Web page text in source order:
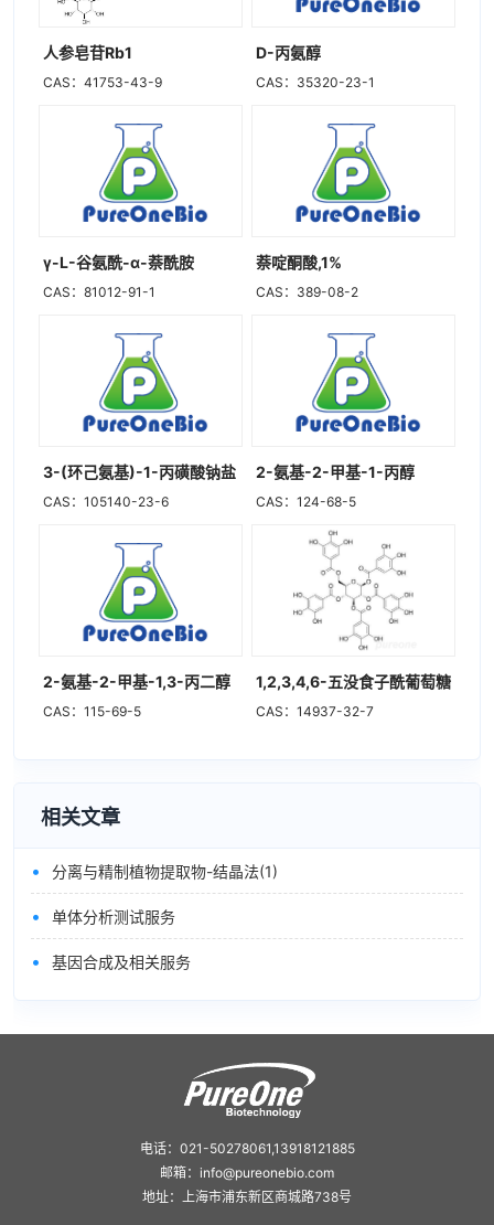
人参皂苷Rb1
CAS：41753-43-9
D-丙氨醇
CAS：35320-23-1
γ-L-谷氨酰-α-萘酰胺
CAS：81012-91-1
萘啶酮酸,1%
CAS：389-08-2
3-(环己氨基)-1-丙磺酸钠盐
CAS：105140-23-6
2-氨基-2-甲基-1-丙醇
CAS：124-68-5
2-氨基-2-甲基-1,3-丙二醇
CAS：115-69-5
1,2,3,4,6-五没食子酰葡萄糖
CAS：14937-32-7
相关文章
• 分离与精制植物提取物-结晶法(1)
• 单体分析测试服务
• 基因合成及相关服务
电话：021-50278061,13918121885
邮箱：info@pureonebio.com
地址：上海市浦东新区商城路738号